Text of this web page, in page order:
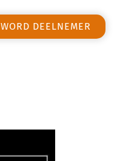
WORD DEELNEMER